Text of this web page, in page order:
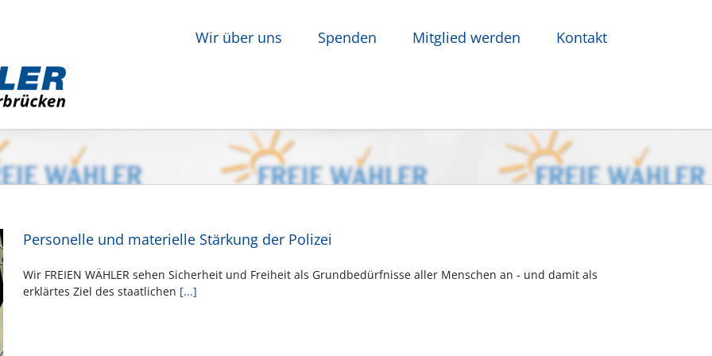
Wir über uns Spenden Mitglied werden Kontakt
Personelle und materielle Stärkung der Polizei
Wir FREIEN WÄHLER sehen Sicherheit und Freiheit als Grundbedürfnisse aller Menschen an - und damit als
erklärtes Ziel des staatlichen [...]